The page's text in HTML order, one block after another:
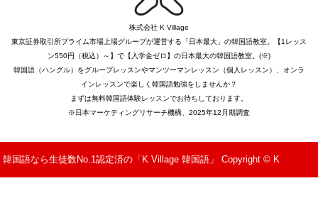
株式会社 K Village
東京証券取引所プライム市場上場グループが運営する「日本最大」の韓国語教室。【1レッス
ン550円（税込）～】で【入学金ゼロ】の日本最大の韓国語教室。(※)
韓国語（ハングル）をグループレッスンやマンツーマンレッスン（個人レッスン）、オンラ
インレッスンで楽しく韓国語勉強をしませんか？
まずは無料韓国語体験レッスンでお待ちしております。
※日本マーケティングリサーチ機構、2025年12月期調査
韓国語なら生徒数No.1認定済の「K Village 韓国語」 Copyright © K